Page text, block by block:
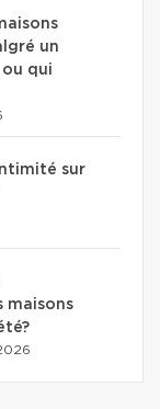
un
qui
sur
maisons